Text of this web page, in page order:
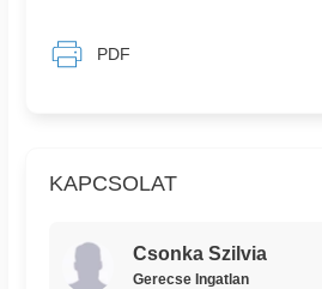
KAPCSOLAT
Csonka Szilvia
Gerecse Ingatlan
PDF